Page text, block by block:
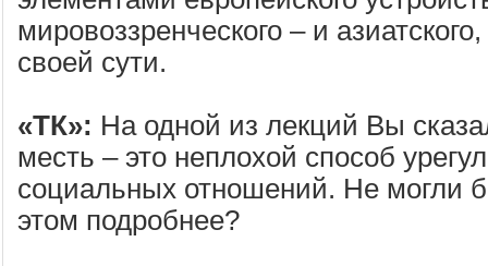
мировоззренческого – и
своей сути.
«ТК»: На одной из лекций Вы
месть – это неплохой способ
социальных отношений. Не могли
этом подробнее?